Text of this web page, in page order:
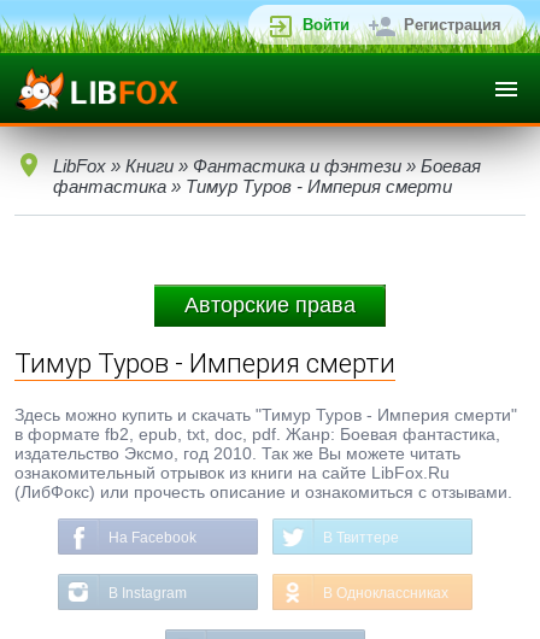
Войти Регистрация
LibFox » Книги » Фантастика и фэнтези » Боевая
фантастика » Тимур Туров - Империя смерти
Авторские права
Тимур Туров - Империя смерти
Здесь можно купить и скачать "Тимур Туров - Империя смерти"
в формате fb2, epub, txt, doc, pdf. Жанр: Боевая фантастика,
издательство Эксмо, год 2010. Так же Вы можете читать
ознакомительный отрывок из книги на сайте LibFox.Ru
(ЛибФокс) или прочесть описание и ознакомиться с отзывами.
На Facebook В Твиттере
В Instagram В Одноклассниках